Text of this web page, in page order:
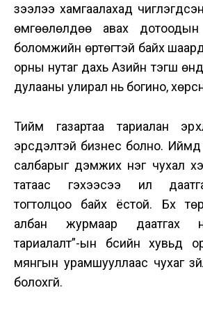
зээлээ хамгаалахад
өмгөөлөлдөө авах дотоодын
боломжийн өртөгтэй байх
орны нутаг дахь Азийн тэгш
дулааны улирал нь богино,
Тийм газартаа тариалан
эрсдэлтэй бизнес болно. Иймд
салбарыг дэмжих нэг чухал
татаас гэхээсээ илүү
тогтолцоо байх ёстой. Бүх
албан журмаар даатгах
тариалалт”-ын бүсийн хувьд
мянгын урамшууллаас чухаг
болохгүй.